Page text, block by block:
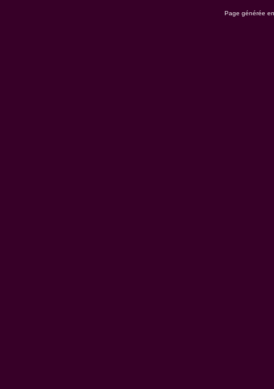
Page générée